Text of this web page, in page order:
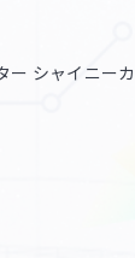
シャイニー